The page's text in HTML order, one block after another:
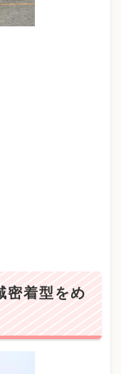
密着型をめ